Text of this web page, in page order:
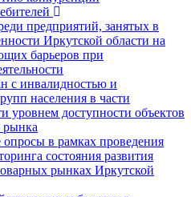
предприятий, занятых в
Иркутской области на
барьеров при
с инвалидностью и
населения в части
уровнем доступности объектов
рынка
в рамках проведения
состояния развития
рынках Иркутской